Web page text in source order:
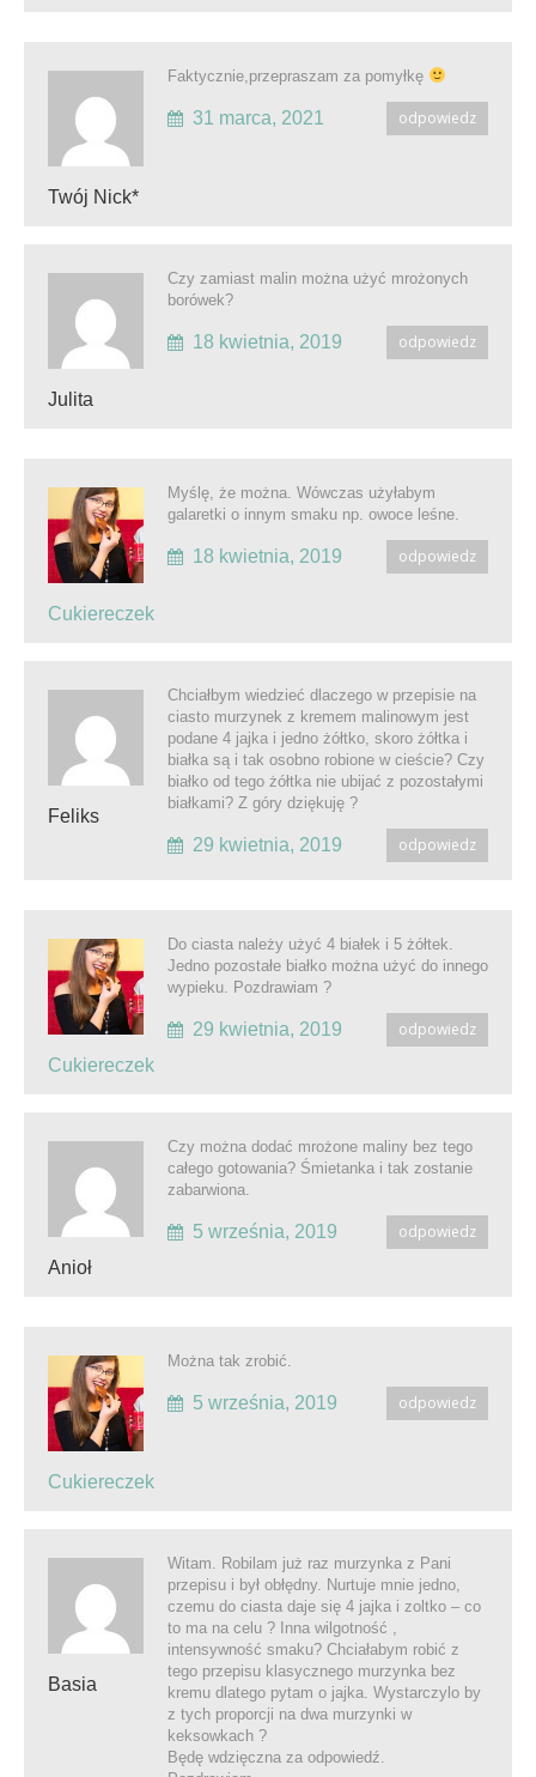
Twój Nick*
Faktycznie,przepraszam za pomyłkę
odpowiedz
31 marca, 2021
Julita
Czy zamiast malin można użyć mrożonych
borówek?
odpowiedz
18 kwietnia, 2019
Cukiereczek
Myślę, że można. Wówczas użyłabym
galaretki o innym smaku np. owoce leśne.
odpowiedz
18 kwietnia, 2019
Feliks
Chciałbym wiedzieć dlaczego w przepisie na
ciasto murzynek z kremem malinowym jest
podane 4 jajka i jedno żółtko, skoro żółtka i
białka są i tak osobno robione w cieście? Czy
białko od tego żółtka nie ubijać z pozostałymi
białkami? Z góry dziękuję ?
odpowiedz
29 kwietnia, 2019
Cukiereczek
Do ciasta należy użyć 4 białek i 5 żółtek.
Jedno pozostałe białko można użyć do innego
wypieku. Pozdrawiam ?
odpowiedz
29 kwietnia, 2019
Anioł
Czy można dodać mrożone maliny bez tego
całego gotowania? Śmietanka i tak zostanie
zabarwiona.
odpowiedz
5 września, 2019
Cukiereczek
Można tak zrobić.
odpowiedz
5 września, 2019
Basia
Witam. Robilam już raz murzynka z Pani
przepisu i był obłędny. Nurtuje mnie jedno,
czemu do ciasta daje się 4 jajka i zoltko – co
to ma na celu ? Inna wilgotność ,
intensywność smaku? Chciałabym robić z
tego przepisu klasycznego murzynka bez
kremu dlatego pytam o jajka. Wystarczylo by
z tych proporcji na dwa murzynki w
keksowkach ?
Będę wdzięczna za odpowiedź.